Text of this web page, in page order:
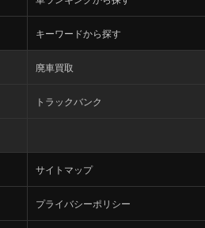
キーワードから探す
廃車買取
トラックバンク
サイトマップ
プライバシーポリシー